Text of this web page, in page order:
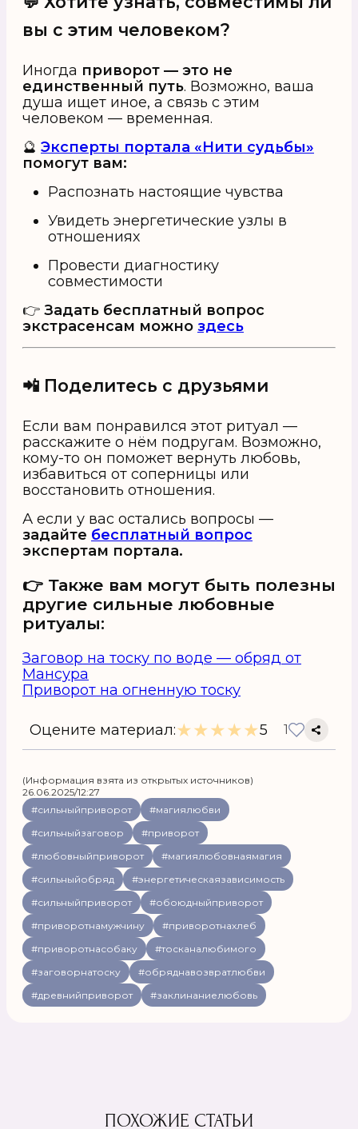
вы с этим человеком?
Иногда приворот — это не
единственный путь. Возможно, ваша
душа ищет иное, а связь с этим
человеком — временная.
🔮 Эксперты портала «Нити судьбы»
помогут вам:
Распознать настоящие чувства
Увидеть энергетические узлы в
отношениях
Провести диагностику
совместимости
👉 Задать бесплатный вопрос
экстрасенсам можно здесь
📲 Поделитесь с друзьями
Если вам понравился этот ритуал —
расскажите о нём подругам. Возможно,
кому-то он поможет вернуть любовь,
избавиться от соперницы или
восстановить отношения.
А если у вас остались вопросы —
задайте бесплатный вопрос
экспертам портала.
👉 Также вам могут быть полезны
другие сильные любовные
ритуалы:
Заговор на тоску по воде — обряд от
Мансура
Приворот на огненную тоску
Оцените материал:★★★★★5 1
(Информация взята из открытых источников)
26.06.2025/12:27
#сильныйприворот
#магиялюбви
#сильныйзаговор
#приворот
#любовныйприворот
#магиялюбовнаямагия
#сильныйобряд
#энергетическаязависимость
#сильныйприворот
#обоюдныйприворот
#приворотнамужчину
#приворотнахлеб
#приворотнасобаку
#тосканалюбимого
#заговорнатоску
#обряднавозвратлюбви
#древнийприворот
#заклинаниелюбовь
ПОХОЖИЕ СТАТЬИ